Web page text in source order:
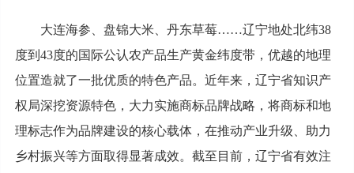
大连海参、盘锦大米、丹东草莓……辽宁地处北纬38
度到43度的国际公认农产品生产黄金纬度带，优越的地理
位置造就了一批优质的特色产品。近年来，辽宁省知识产
权局深挖资源特色，大力实施商标品牌战略，将商标和地
理标志作为品牌建设的核心载体，在推动产业升级、助力
乡村振兴等方面取得显著成效。截至目前，辽宁省有效注